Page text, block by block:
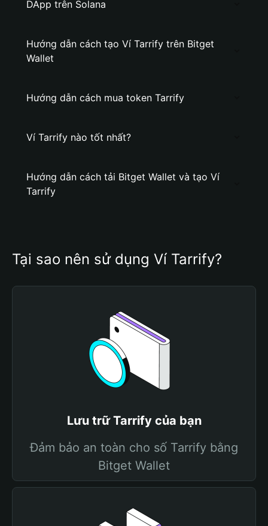
DApp trên Solana
Hướng dẫn cách tạo Ví Tarrify trên Bitget
Wallet
Hướng dẫn cách mua token Tarrify
Ví Tarrify nào tốt nhất?
Hướng dẫn cách tải Bitget Wallet và tạo Ví
Tarrify
Tại sao nên sử dụng Ví Tarrify?
Lưu trữ Tarrify của bạn
Đảm bảo an toàn cho số Tarrify bằng
Bitget Wallet